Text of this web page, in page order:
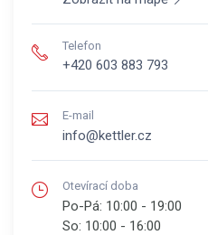
Telefon
+420 603 883 793
E-mail
info@kettler.cz
Otevírací doba
Po-Pá: 10:00 - 19:00
So: 10:00 - 16:00